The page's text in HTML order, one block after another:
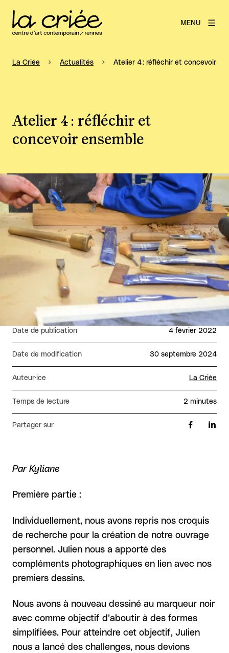
MENU
La Criée Actualités Atelier 4 : réfléchir et concevoir
Atelier 4 : réfléchir et
concevoir ensemble
Agrandir
Date de publication 4 février 2022
Date de modification 30 septembre 2024
Auteur·ice La Criée
Temps de lecture 2 minutes
Partager sur
Par Kyliane
Première partie :
Individuellement, nous avons repris nos croquis
de recherche pour la création de notre ouvrage
personnel. Julien nous a apporté des
compléments photographiques en lien avec nos
premiers dessins.
Nous avons à nouveau dessiné au marqueur noir
avec comme objectif d’aboutir à des formes
simplifiées. Pour atteindre cet objectif, Julien
nous a lancé des challenges, nous devions